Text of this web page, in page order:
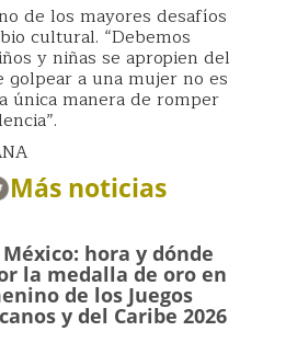
de los mayores desafíos
cultural. “Debemos
y niñas se apropien del
golpear a una mujer no es
única manera de romper
Más noticias
hora y dónde
la medalla de oro en
de los Juegos
y del Caribe 2026